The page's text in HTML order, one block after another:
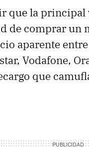
la principal
de comprar un
aparente
Vodafone,
que